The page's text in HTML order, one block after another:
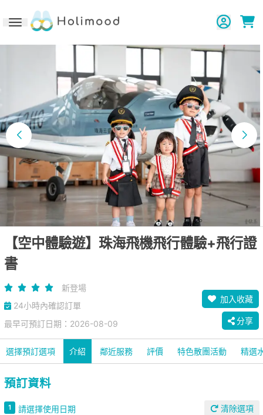
Toggle navigation
【空中體驗遊】珠海飛機飛行體驗+飛行證
書
新登場
24小時內確認訂單
最早可預訂日期：2026-08-09
加入收藏
分享
選擇預訂選項 介紹 鄰近服務 評價 特色散團活動 精選
預訂資料
1 請選擇使用日期 清除選項